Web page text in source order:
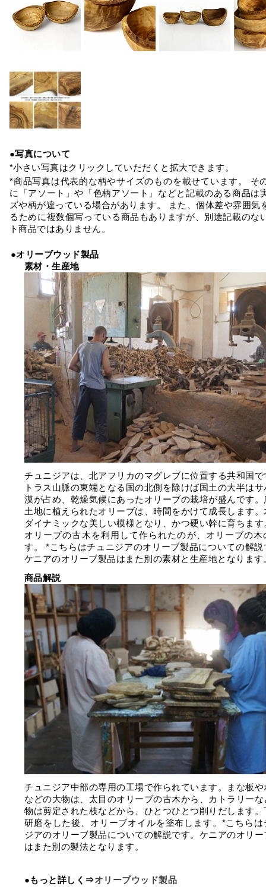
●写真について
*小さい写真はクリックしていただくと拡大できます。
*商品写真は代表的な柄やサイズのものを載せています。 そ
に「アソート」や「色柄アソート」などと記載のある商品は
ズや柄が違っている場合があります。 また、個体差や雰囲気
るために複数個写っている商品もありますが、別途記載のな
ト商品ではありません。
●オリーブウッド製品
素材・生産地
チュニジアは、北アフリカのマグレブに位置する共和国
トラス山脈の東端となる国の北側を除けば国土の大半は
漠が占め、乾燥気候にあったオリーブの栽培が盛んです
土地に植えられたオリーブは、時間をかけて成長します
ダイナミックな美しい模様となり、かつ硬い幹に育ちま
オリーブの古木を利用して作られたのが、オリーブの木
す。 *こちらはチュニジアのオリーブ製品についての解説
ケニアのオリーブ製品はまた別の素材と生産地となります
商品解説
チュニジア中部の専用の工場で作られています。まな板
などの大物は、太目のオリーブの古木から、カトラリー
物は剪定された枝などから、ひとつひとつ削りだします
研磨をした後、オリーブオイルを塗布します。*こちらは
ジアのオリーブ製品についての解説です。ケニアのオリ
はまた別の製法となります。
●もっと詳しく⇒オリーブウッド製品